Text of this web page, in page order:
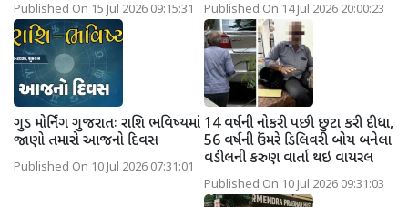
Published On 15 Jul 2026 09:15:31 Published On 14 Jul 2026 20:00:23
ગુડ મોર્નિંગ ગુજરાતઃ રાશિ ભવિષ્યમાં
જાણો તમારો આજનો દિવસ
Published On 10 Jul 2026 07:31:01
14 વર્ષની નોકરી પછી છુટા કરી દીધા,
56 વર્ષની ઉંમરે ડિલિવરી બોય બનેલા
વડીલની કરુણ વાર્તા થઇ વાયરલ
Published On 10 Jul 2026 09:31:03